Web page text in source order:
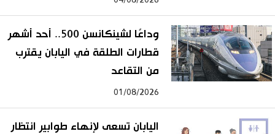
وداعًا لشينكانسن 500.. أحد أشهر
قطارات الطلقة في اليابان يقترب
من التقاعد
01/08/2026
اليابان تسعى لإنهاء طوابير انتظار